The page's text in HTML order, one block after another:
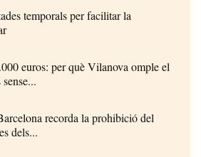
temporals per facilitar la
euros: per què Vilanova omple el
recorda la prohibició del
dels...